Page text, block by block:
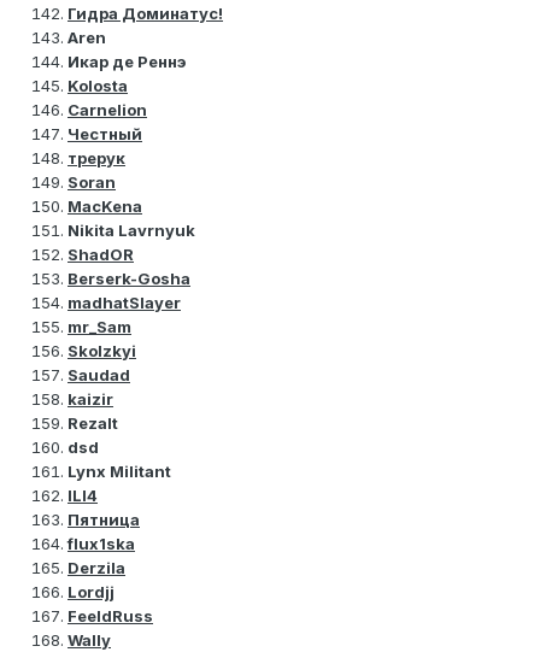
Гидра Доминатус!
Aren
Икар де Реннэ
Kolosta
Carnelion
Честный
трерук
Soran
MacKena
Nikita Lavrnyuk
ShadOR
Berserk-Gosha
madhatSlayer
mr_Sam
Skolzkyi
Saudad
kaizir
Rezalt
dsd
Lynx Militant
ILI4
Пятница
flux1ska
Derzila
Lordjj
FeeldRuss
Wally